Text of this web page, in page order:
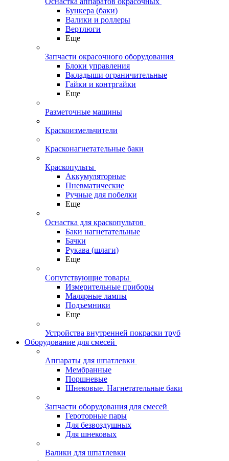
Бункера (баки)
Валики и роллеры
Вертлюги
Еще
Запчасти окрасочного оборудования
Блоки управления
Вкладыши ограничительные
Гайки и контргайки
Еще
Разметочные машины
Краскоизмельчители
Красконагнетательные баки
Краскопульты
Аккумуляторные
Пневматические
Ручные для побелки
Еще
Оснастка для краскопультов
Баки нагнетательные
Бачки
Рукава (шлаги)
Еще
Сопутствующие товары
Измерительные приборы
Малярные лампы
Подъемники
Еще
Устройства внутренней покраски труб
Оборудование для смесей
Аппараты для шпатлевки
Мембранные
Поршневые
Шнековые. Нагнетательные баки
Запчасти оборудования для смесей
Героторные пары
Для безвоздушных
Для шнековых
Валики для шпатлевки